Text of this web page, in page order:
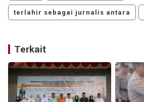
terlahir sebagai jurnalis antara
Terkait